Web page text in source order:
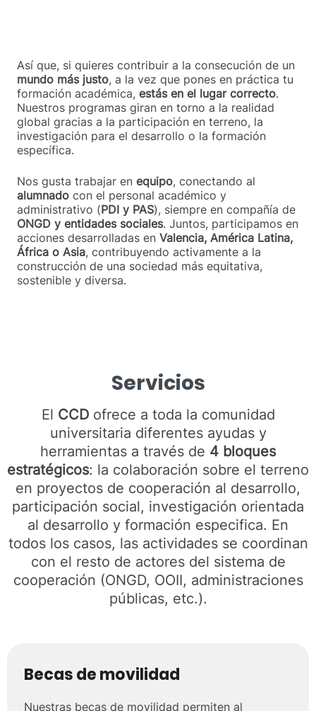
Así que, si quieres contribuir a la consecución de un
mundo más justo, a la vez que pones en práctica tu
formación académica, estás en el lugar correcto.
Nuestros programas giran en torno a la realidad
global gracias a la participación en terreno, la
investigación para el desarrollo o la formación
específica.
Nos gusta trabajar en equipo, conectando al
alumnado con el personal académico y
administrativo (PDI y PAS), siempre en compañía de
ONGD y entidades sociales. Juntos, participamos en
acciones desarrolladas en Valencia, América Latina,
África o Asia, contribuyendo activamente a la
construcción de una sociedad más equitativa,
sostenible y diversa.
Servicios
El CCDofrece a toda la comunidad
universitaria diferentes ayudas y
herramientas a través de 4 bloques
estratégicos: la colaboración sobre el terreno
en proyectos de cooperación al desarrollo,
participación social, investigación orientada
al desarrollo y formación especifica. En
todos los casos, las actividades se coordinan
con el resto de actores del sistema de
cooperación (ONGD, OOII, administraciones
públicas, etc.).
Becas de movilidad
Nuestras becas de movilidad permiten al